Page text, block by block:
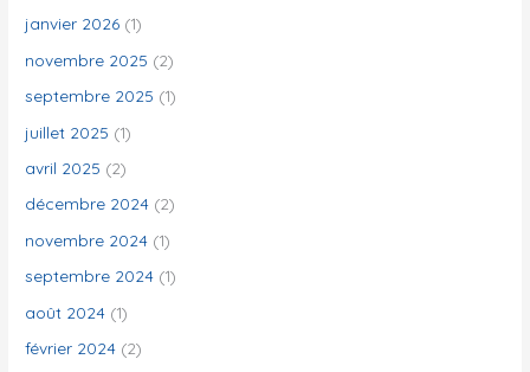
h
:
janvier 2026 (1)
novembre 2025 (2)
septembre 2025 (1)
juillet 2025 (1)
avril 2025 (2)
décembre 2024 (2)
novembre 2024 (1)
septembre 2024 (1)
août 2024 (1)
février 2024 (2)